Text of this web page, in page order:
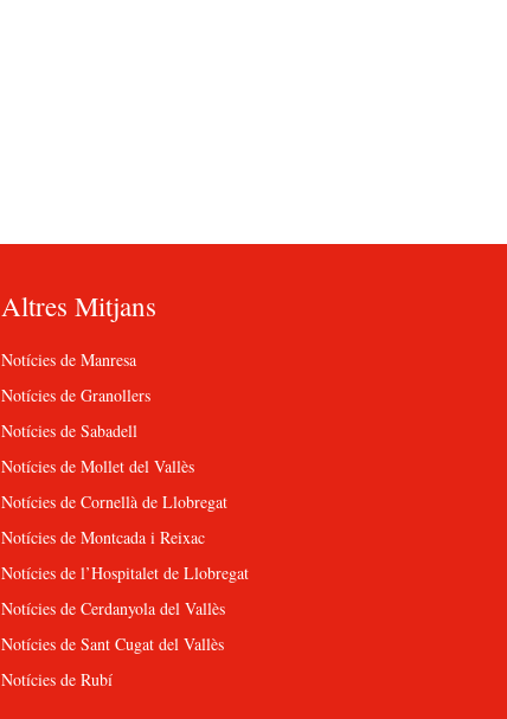
Altres Mitjans
Notícies de Manresa
Notícies de Granollers
Notícies de Sabadell
Notícies de Mollet del Vallès
Notícies de Cornellà de Llobregat
Notícies de Montcada i Reixac
Notícies de l’Hospitalet de Llobregat
Notícies de Cerdanyola del Vallès
Notícies de Sant Cugat del Vallès
Notícies de Rubí